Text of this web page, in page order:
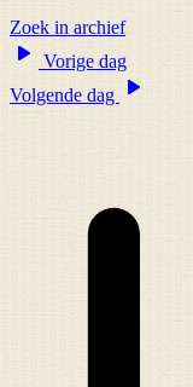
Zoek in archief
Vorige dag
Volgende dag